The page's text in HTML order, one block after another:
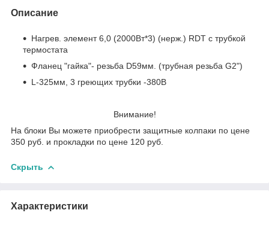
Описание
Нагрев. элемент 6,0 (2000Вт*3) (нерж.) RDT с трубкой
термостата
Фланец "гайка"- резьба D59мм. (трубная резьба G2")
L-325мм, 3 греющих трубки -380В
Внимание!
На блоки Вы можете приобрести защитные колпаки по цене
350 руб. и прокладки по цене 120 руб.
Скрыть
Характеристики